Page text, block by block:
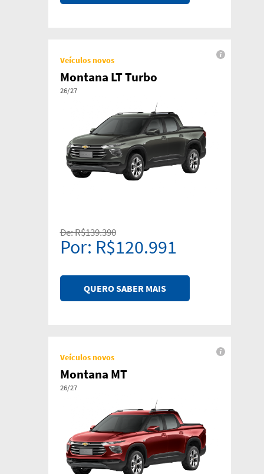
Veículos novos
Montana LT Turbo
26/27
De: R$139.390
Por: R$120.991
QUERO SABER MAIS
Veículos novos
Montana MT
26/27